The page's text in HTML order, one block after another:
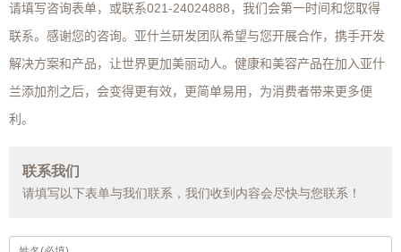
请填写咨询表单，或联系021-24024888 ，我们会第一时间和您取得
联系。感谢您的咨询。亚什兰研发团队希望与您开展合作，携手开发
解决方案和产品，让世界更加美丽动人。健康和美容产品在加入亚什
兰添加剂之后，会变得更有效，更简单易用，为消费者带来更多便
利 。
联系我们
请填写以下表单与我们联系，我们收到内容会尽快与您联系！